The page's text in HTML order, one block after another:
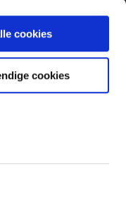
cookies
cookies
Forstå.dk.